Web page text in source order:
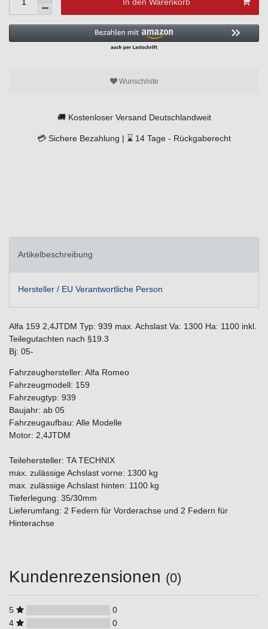
Wunschliste
🚚 Kostenloser Versand Deutschlandweit
💳 Sichere Bezahlung | ⌛ 14 Tage - Rückgaberecht
Artikelbeschreibung
Hersteller / EU Verantwortliche Person
Alfa 159 2,4JTDM Typ: 939 max. Achslast Va: 1300 Ha: 1100 inkl.
Teilegutachten nach §19.3
Bj: 05-
Fahrzeughersteller: Alfa Romeo
Fahrzeugmodell: 159
Fahrzeugtyp: 939
Baujahr: ab 05
Fahrzeugaufbau: Alle Modelle
Motor: 2,4JTDM
Teilehersteller: TA TECHNIX
max. zulässige Achslast vorne: 1300 kg
max. zulässige Achslast hinten: 1100 kg
Tieferlegung: 35/30mm
Lieferumfang: 2 Federn für Vorderachse und 2 Federn für
Hinterachse
Kundenrezensionen (0)
5
0
4
0